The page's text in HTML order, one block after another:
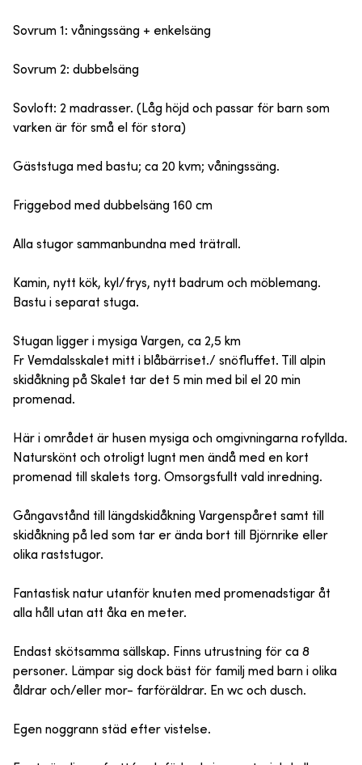
Sovrum 1: våningssäng + enkelsäng
Sovrum 2: dubbelsäng
Sovloft: 2 madrasser. (Låg höjd och passar för barn som
varken är för små el för stora)
Gäststuga med bastu; ca 20 kvm; våningssäng.
Friggebod med dubbelsäng 160 cm
Alla stugor sammanbundna med trätrall.
Kamin, nytt kök, kyl/frys, nytt badrum och möblemang.
Bastu i separat stuga.
Stugan ligger i mysiga Vargen, ca 2,5 km
Fr Vemdalsskalet mitt i blåbärriset./ snöfluffet. Till alpin
skidåkning på Skalet tar det 5 min med bil el 20 min
promenad.
Här i området är husen mysiga och omgivningarna rofyllda.
Naturskönt och otroligt lugnt men ändå med en kort
promenad till skalets torg. Omsorgsfullt vald inredning.
Gångavstånd till längdskidåkning Vargenspåret samt till
skidåkning på led som tar er ända bort till Björnrike eller
olika raststugor.
Fantastisk natur utanför knuten med promenadstigar åt
alla håll utan att åka en meter.
Endast skötsamma sällskap. Finns utrustning för ca 8
personer. Lämpar sig dock bäst för familj med barn i olika
åldrar och/eller mor- farföräldrar. En wc och dusch.
Egen noggrann städ efter vistelse.